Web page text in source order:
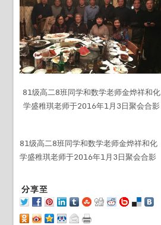
81级高二8班同学和数学老师金烨祥和化
学盛稚琪老师于2016年1月3日聚会合影
81级高二8班同学和数学老师金烨祥和化
学盛稚琪老师于2016年1月3日聚会合影